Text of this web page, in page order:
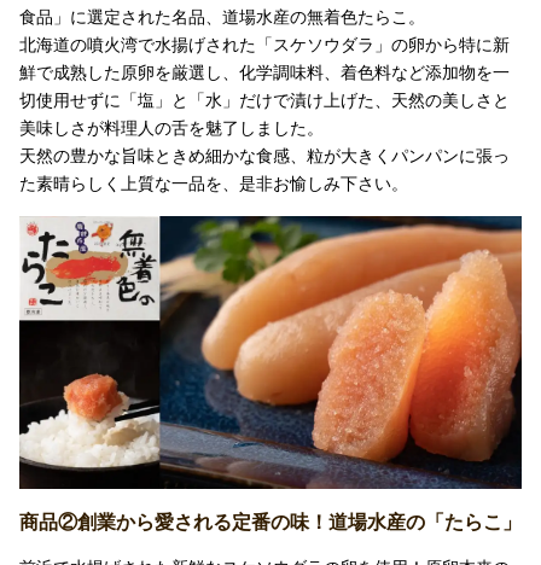
食品」に選定された名品、道場水産の無着色たらこ。
北海道の噴火湾で水揚げされた「スケソウダラ」の卵から特に新
鮮で成熟した原卵を厳選し、化学調味料、着色料など添加物を一
切使用せずに「塩」と「水」だけで漬け上げた、天然の美しさと
美味しさが料理人の舌を魅了しました。
天然の豊かな旨味ときめ細かな食感、粒が大きくパンパンに張っ
た素晴らしく上質な一品を、是非お愉しみ下さい。
商品②創業から愛される定番の味！道場水産の「たらこ」